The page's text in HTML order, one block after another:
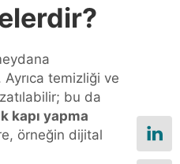
temizliği ve
bu da
kapı yapma
örneğin dijital